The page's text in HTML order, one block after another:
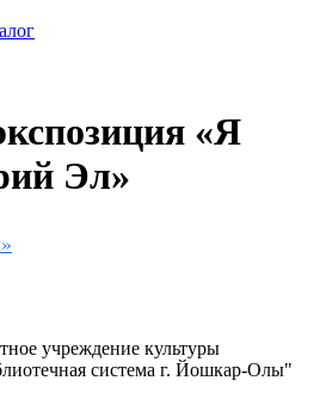
«Я
Эл»
учреждение культуры
система г. Йошкар-Олы"